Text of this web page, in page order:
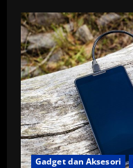
Gadget dan Aksesori